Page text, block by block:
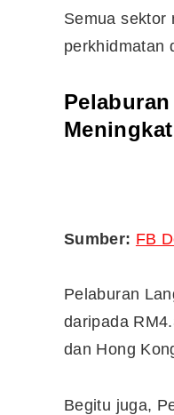
Semua sektor
perkhidmatan
Meningkat
Sumber: FB
Pelaburan
daripada
dan Hong
Begitu juga,